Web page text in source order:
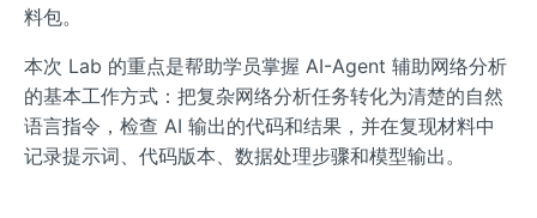
料包。
本次 Lab 的重点是帮助学员掌握 AI-Agent 辅助网络分析
的基本工作方式：把复杂网络分析任务转化为清楚的自然
语言指令，检查 AI 输出的代码和结果，并在复现材料中
记录提示词、代码版本、数据处理步骤和模型输出。